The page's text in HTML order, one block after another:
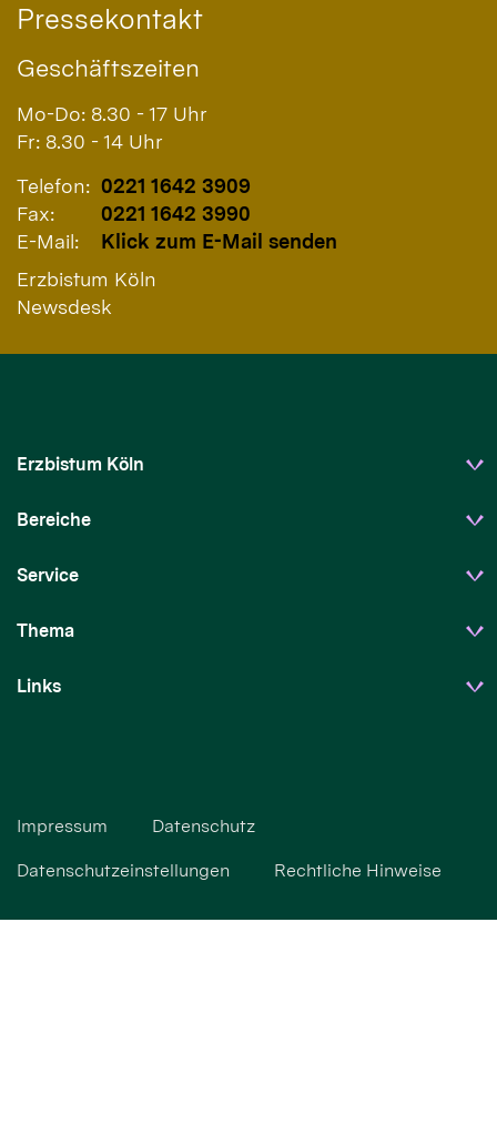
Pressekontakt
Geschäftszeiten
Mo-Do: 8.30 - 17 Uhr
Fr: 8.30 - 14 Uhr
Telefon: 0221 1642 3909
Fax:
0221 1642 3990
E-Mail:
Klick zum E-Mail senden
Erzbistum Köln
Newsdesk
Erzbistum Köln
Bereiche
Service
Thema
Links
Impressum Datenschutz
Datenschutzeinstellungen Rechtliche Hinweise